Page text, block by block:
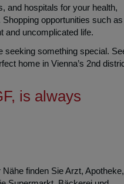
relaxed city strolls – everything
hospitals for your health,
opportunities such as
and uncomplicated life.
something special. See
home in Vienna’s 2nd district
is always